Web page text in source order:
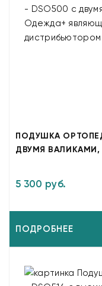
ПОДУШКА
ДВУМЯ
5 300 руб.
ПОДРОБНЕЕ